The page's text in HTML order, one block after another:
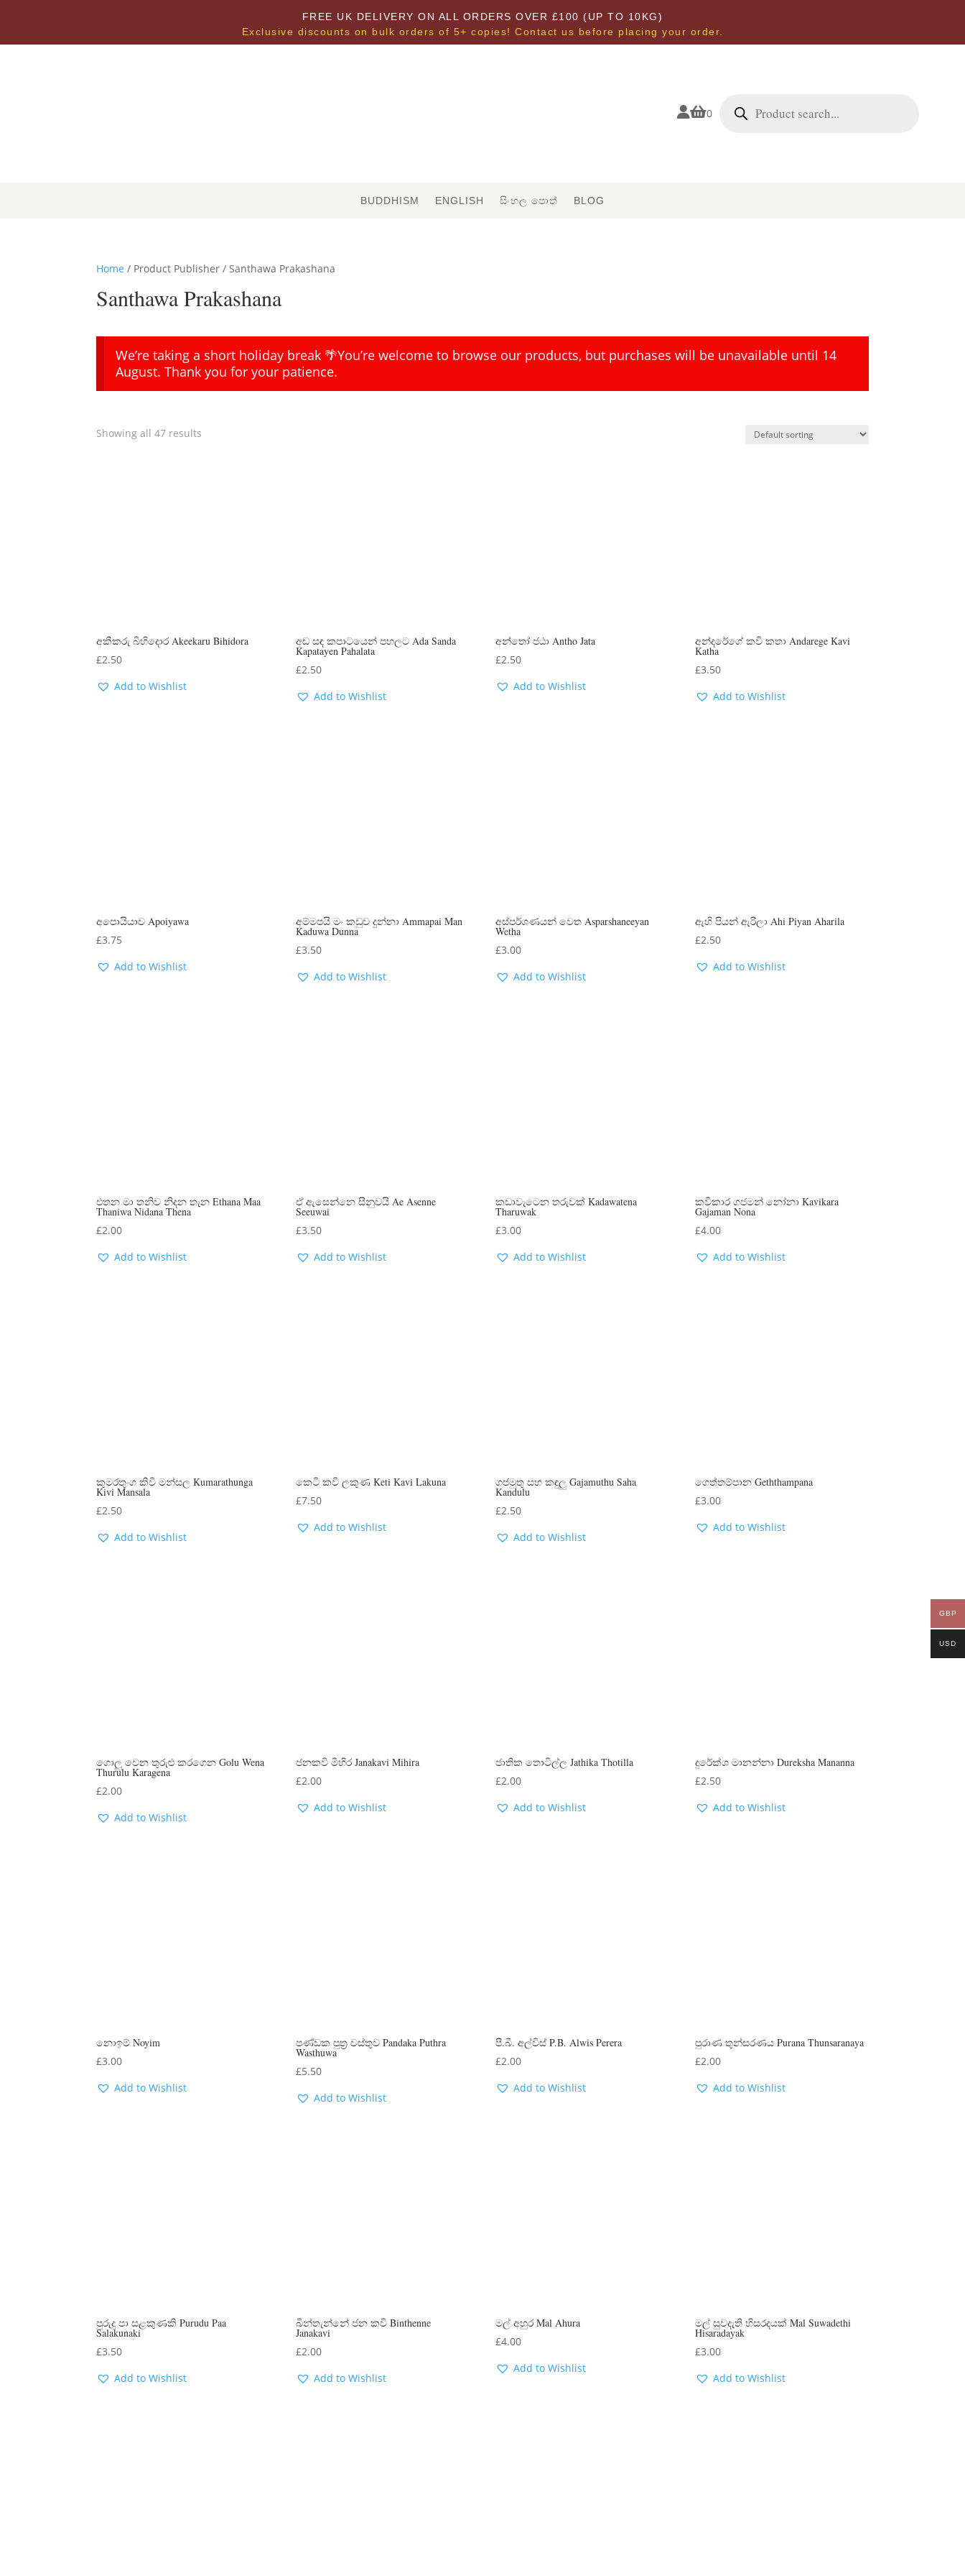
FREE UK DELIVERY ON ALL ORDERS OVER £100 (UP TO 10KG)
Exclusive discounts on bulk orders of 5+ copies! Contact us before placing your order.
0 search
BUDDHISM ENGLISH සිංහල පොත් BLOG
Home / Product Publisher / Santhawa Prakashana
Santhawa Prakashana
We’re taking a short holiday break 🌴You’re welcome to browse our products, but purchases will be unavailable until 14
August. Thank you for your patience.
Showing all 47 results
අකීකරු බිහිදොර Akeekaru Bihidora
£2.50
Add to Wishlist
අඬ සඳ කපාටයෙන් පහලට Ada Sanda
Kapatayen Pahalata
£2.50
Add to Wishlist
අන්තෝ ජඨා Antho Jata
£2.50
Add to Wishlist
අන්දරේගේ කවි කතා Andarege Kavi
Katha
£3.50
Add to Wishlist
අපොයියාව Apoiyawa
£3.75
Add to Wishlist
අම්මපයි මං කඩුව දුන්නා Ammapai Man
Kaduwa Dunna
£3.50
Add to Wishlist
අස්පර්ශණයන් වෙත Asparshaneeyan
Wetha
£3.00
Add to Wishlist
ඇහි පියන් ඇරිලා Ahi Piyan Aharila
£2.50
Add to Wishlist
එතන මා තනිව නිදන තැන Ethana Maa
Thaniwa Nidana Thena
£2.00
Add to Wishlist
ඒ ඇසෙන්නෙ සීනුවයි Ae Asenne
Seeuwai
£3.50
Add to Wishlist
කඩාවැටෙන තරුවක් Kadawatena
Tharuwak
£3.00
Add to Wishlist
කවිකාර ගජමන් නෝනා Kavikara
Gajaman Nona
£4.00
Add to Wishlist
කුමරතුංග කිවි මන්සල Kumarathunga
Kivi Mansala
£2.50
Add to Wishlist
කෙටි කවි ලකුණ Keti Kavi Lakuna
£7.50
Add to Wishlist
ගඦමුතු සහ කඳුලු Gajamuthu Saha
Kandulu
£2.50
Add to Wishlist
ගෙත්තම්පාන Geththampana
£3.00
Add to Wishlist
ගොලු වෙන තුරුළු කරගෙන Golu Wena
Thurulu Karagena
£2.00
Add to Wishlist
ජනකවි මිහිර Janakavi Mihira
£2.00
Add to Wishlist
ජාතික තොටිල්ල Jathika Thotilla
£2.00
Add to Wishlist
දුරේක්ශ මානන්නා Dureksha Mananna
£2.50
Add to Wishlist
නොඉම් Noyim
£3.00
Add to Wishlist
පණ්ඩක පුත්‍ර වස්තුව Pandaka Puthra
Wasthuwa
£5.50
Add to Wishlist
පී.බී. අල්විස් P.B. Alwis Perera
£2.00
Add to Wishlist
පුරාණ තුන්සරණය Purana Thunsaranaya
£2.00
Add to Wishlist
පුරුදු පා සළකුණකි Purudu Paa
Salakunaki
£3.50
Add to Wishlist
බින්තැන්නේ ජන කවි Binthenne
Janakavi
£2.00
Add to Wishlist
මල් අහුර Mal Ahura
£4.00
Add to Wishlist
මල් සුවදැති හිසරදයක් Mal Suwadethi
Hisaradayak
£3.00
Add to Wishlist
GBP
USD